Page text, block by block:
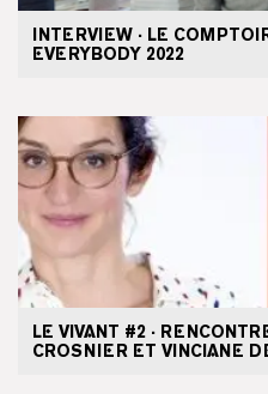
INTERVIEW · LE
EVERYBODY 2022
LE VIVANT #2 ·
CROSNIER ET VINCIANE